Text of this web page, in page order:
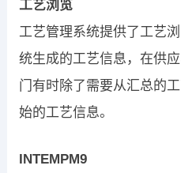
工艺浏览
工艺管理系统提供了工艺
统生成的工艺信息，在供
门有时除了需要从汇总的
始的工艺信息。
INTEMPM9